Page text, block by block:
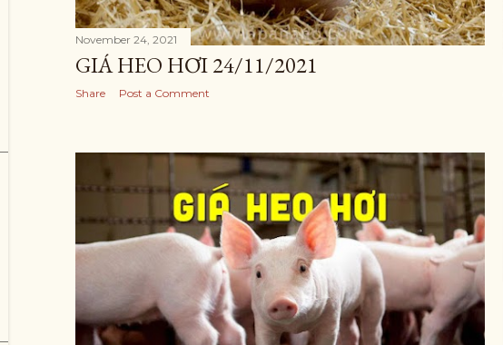
November 24, 2021
GIÁ HEO HƠI 24/11/2021
Share Post a Comment